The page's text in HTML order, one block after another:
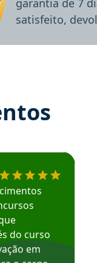
satisfeito,
o Aprova
do curso
em